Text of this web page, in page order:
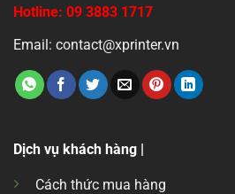
Hotline: 09 3883 1717
Email: contact@xprinter.vn
Dịch vụ khách hàng |
Cách thức mua hàng